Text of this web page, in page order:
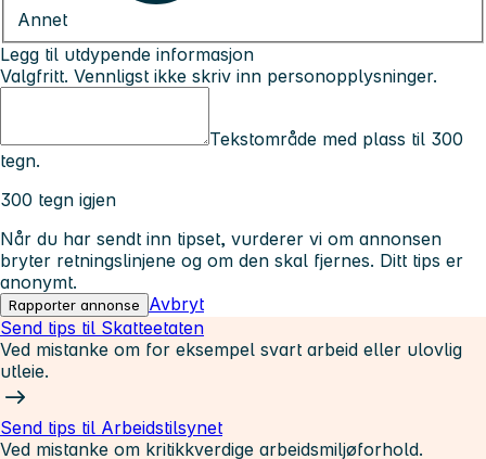
Annet
Legg til utdypende informasjon
Valgfritt. Vennligst ikke skriv inn personopplysninger.
Tekstområde med plass til 300
tegn.
300 tegn igjen
Når du har sendt inn tipset, vurderer vi om annonsen
bryter retningslinjene og om den skal fjernes. Ditt tips er
anonymt.
Rapporter annonse
Avbryt
Send tips til Skatteetaten
Ved mistanke om for eksempel svart arbeid eller ulovlig
utleie.
Send tips til Arbeidstilsynet
Ved mistanke om kritikkverdige arbeidsmiljøforhold.